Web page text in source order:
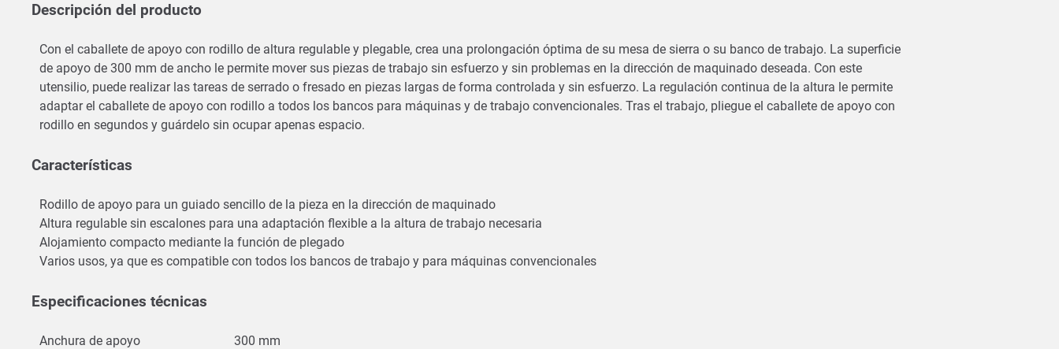
Descripción del producto
Con el caballete de apoyo con rodillo de altura regulable y plegable, crea una prolongación óptima de su mesa de sierra o su banco de trabajo. La superficie
de apoyo de 300 mm de ancho le permite mover sus piezas de trabajo sin esfuerzo y sin problemas en la dirección de maquinado deseada. Con este
utensilio, puede realizar las tareas de serrado o fresado en piezas largas de forma controlada y sin esfuerzo. La regulación continua de la altura le permite
adaptar el caballete de apoyo con rodillo a todos los bancos para máquinas y de trabajo convencionales. Tras el trabajo, pliegue el caballete de apoyo con
rodillo en segundos y guárdelo sin ocupar apenas espacio.
Características
Rodillo de apoyo para un guiado sencillo de la pieza en la dirección de maquinado
Altura regulable sin escalones para una adaptación flexible a la altura de trabajo necesaria
Alojamiento compacto mediante la función de plegado
Varios usos, ya que es compatible con todos los bancos de trabajo y para máquinas convencionales
Especificaciones técnicas
Anchura de apoyo 300 mm